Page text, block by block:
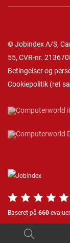
© Jobindex A/S,
55, CVR-nr.
Betingelser og
Cookiepolitik (ret
Baseret på 660